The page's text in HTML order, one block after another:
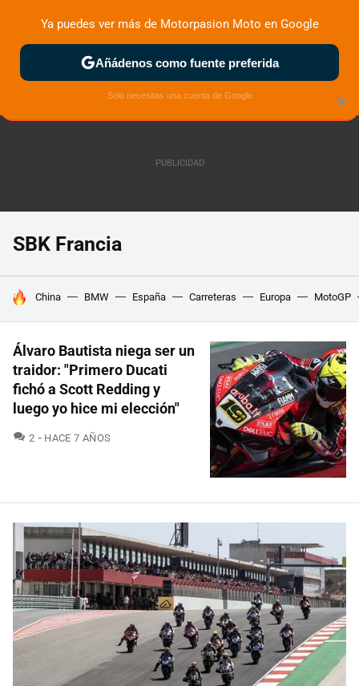
ZONA DE PRUEBAS DEPORTIVAS MOTOS ELÉCTRICAS
SBK Francia
HOY SE HABLA DE
China BMW España Carreteras Europa MotoGP
Álvaro Bautista niega ser un
traidor: "Primero Ducati
fichó a Scott Redding y
luego yo hice mi elección"
2 COMENTARIOS
HACE 7 AÑOS
×
Ya puedes ver más de Motorpasion Moto en Google
Añádenos como fuente preferida
Solo necesitas una cuenta de Google